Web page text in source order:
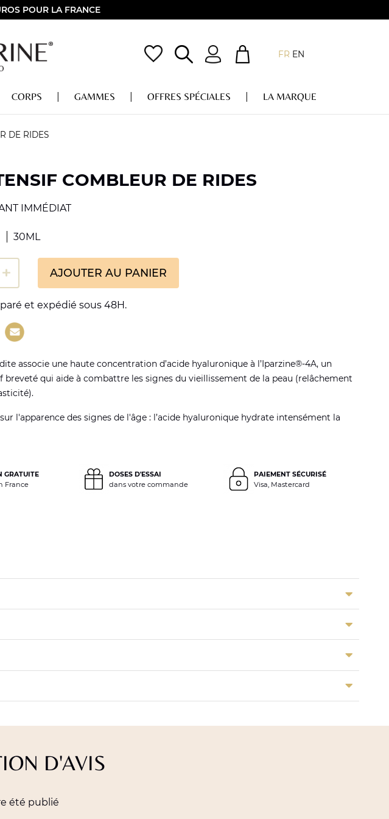
POUR LA FRANCE
FR EN
CORPS GAMMES OFFRES SPÉCIALES LA MARQUE
DE RIDES
COMBLEUR DE RIDES
IMMÉDIAT
30ML
AJOUTER AU PANIER
et expédié sous 48H.
associe une haute concentration d’acide hyaluronique à l’Iparzine®-4A, un
breveté qui aide à combattre les signes du vieillissement de la peau (relâchement
l'apparence des signes de l'âge : l’acide hyaluronique hydrate intensément la
GRATUITE
France
DOSES D'ESSAI
dans votre commande
PAIEMENT SÉCURISÉ
Visa, Mastercard
D'AVIS
été publié